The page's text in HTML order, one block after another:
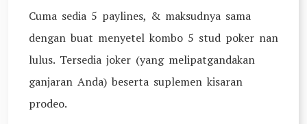
Cuma sedia 5 paylines, & maksudnya sama
dengan buat menyetel kombo 5 stud poker nan
lulus. Tersedia joker (yang melipatgandakan
ganjaran Anda) beserta suplemen kisaran
prodeo.